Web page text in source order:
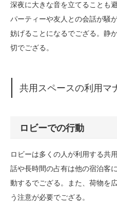
深夜に大きな音を立てることも
パーティーや友人との会話が騒
妨げることになるでござる。静
切でござる。
共用スペースの利用マ
ロビーでの行動
ロビーは多くの人が利用する共
話や長時間の占有は他の宿泊客
動するでござる。また、荷物を
う注意が必要でござる。